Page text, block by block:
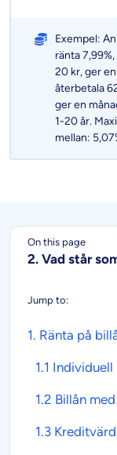
Exempel:
ränta
20 kr, ger
återbetala
ger en
1-20 år.
mellan:
On this page
2. Vad står
Jump to:
1. Ränta på
1.1 Individuell
1.2 Billån
1.3